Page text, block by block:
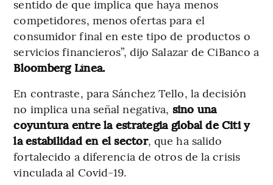
sentido de que implica que haya menos
competidores, menos ofertas para el
consumidor final en este tipo de productos o
servicios financieros”, dijo Salazar de CiBanco a
Bloomberg Línea.
En contraste, para Sánchez Tello, la decisión
no implica una señal negativa, sino una
coyuntura entre la estrategia global de Citi y
la estabilidad en el sector, que ha salido
fortalecido a diferencia de otros de la crisis
vinculada al Covid-19.